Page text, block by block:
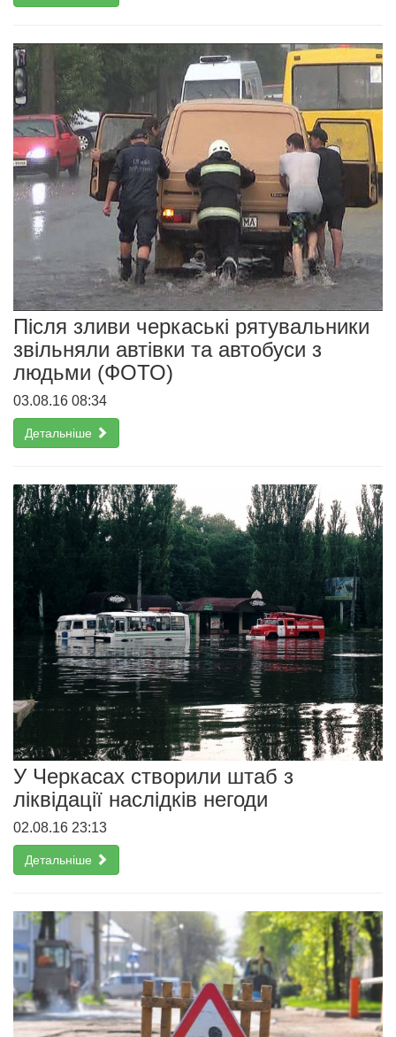
Після зливи черкаські рятувальники
звільняли автівки та автобуси з
людьми (ФОТО)
03.08.16 08:34
Детальніше
У Черкасах створили штаб з
ліквідації наслідків негоди
02.08.16 23:13
Детальніше